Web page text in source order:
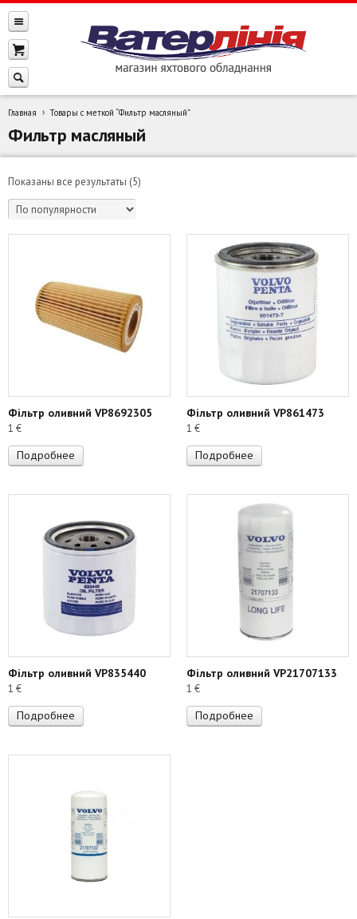
Главная Товары с меткой “Фильтр масляный”
Фильтр масляный
Показаны все результаты (5)
Фільтр оливний VP8692305
1 €
Подробнее
Фільтр оливний VP861473
1 €
Подробнее
Фільтр оливний VP835440
1 €
Подробнее
Фільтр оливний VP21707133
1 €
Подробнее